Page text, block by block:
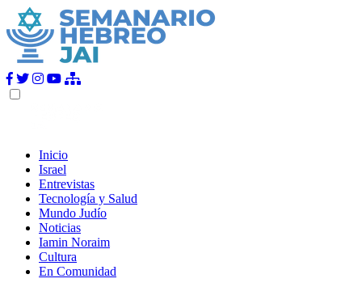
Inicio
Israel
Entrevistas
Tecnología y Salud
Mundo Judío
Noticias
Iamin Noraim
Cultura
En Comunidad